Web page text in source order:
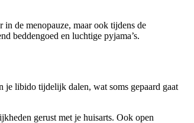
de menopauze, maar ook tijdens de
beddengoed en luchtige pyjama’s.
je libido tijdelijk dalen, wat soms gepaard gaat
gerust met je huisarts. Ook open